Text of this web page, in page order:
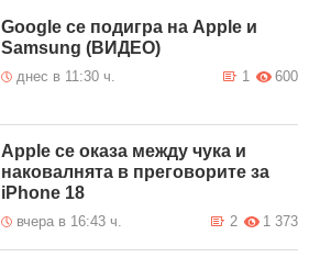
Google се подигра на Apple и
Samsung (ВИДЕО)
днес в 11:30 ч. 600
1
Apple се оказа между чука и
наковалнята в преговорите за
iPhone 18
вчера в 16:43 ч. 1 373
2